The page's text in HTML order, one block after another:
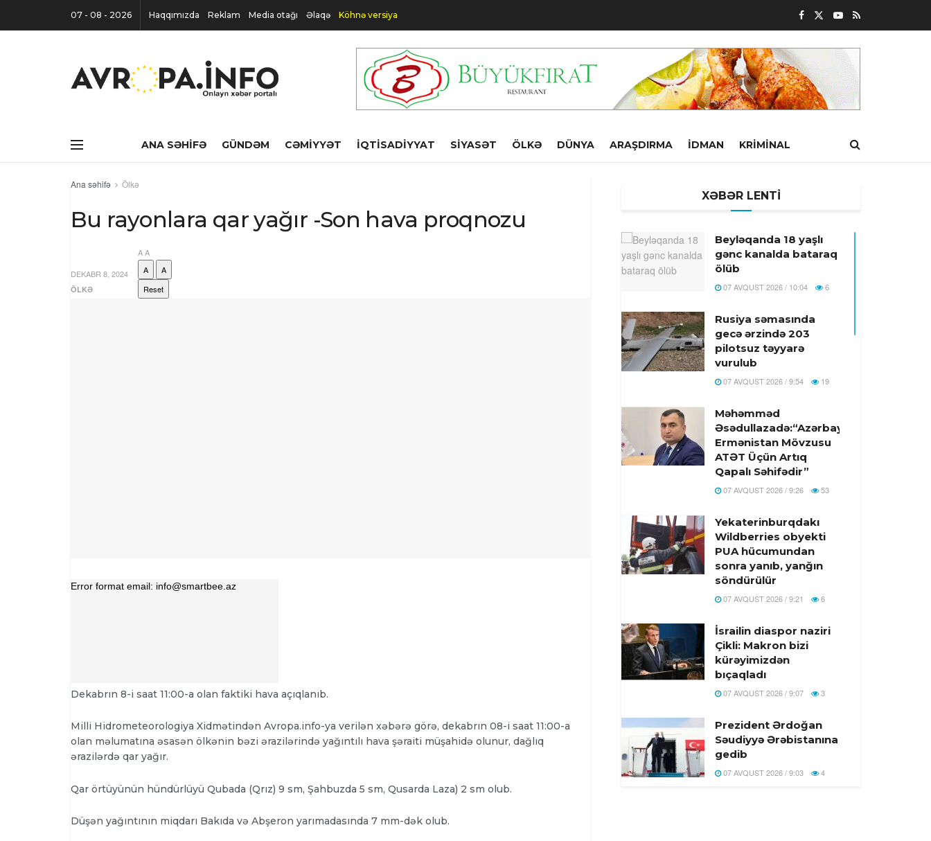
07 - 08 - 2026 Haqqımızda Reklam Media otağı Əlaqə Köhnə versiya
ANA SƏHIFƏ GÜNDƏM CƏMIYYƏT İQTISADIYYAT SIYASƏT ÖLKƏ DÜNYA ARAŞDIRMA İDMAN KRIMINAL
Ana səhifə Ölkə
Bu rayonlara qar yağır -Son hava proqnozu
DEKABR 8, 2024
ÖLKƏ
AA
A
A
Reset
Dekabrın 8-i saat 11:00-a olan faktiki hava açıqlanıb.
Milli Hidrometeorologiya Xidmətindən Avropa.info-ya verilən xəbərə görə, dekabrın 08-i saat 11:00-a
olan məlumatına əsasən ölkənin bəzi ərazilərində yağıntılı hava şəraiti müşahidə olunur, dağlıq
ərazilərdə qar yağır.
Qar örtüyünün hündürlüyü Qubada (Qrız) 9 sm, Şahbuzda 5 sm, Qusarda Laza) 2 sm olub.
Düşən yağıntının miqdarı Bakıda və Abşeron yarımadasında 7 mm-dək olub.
XƏBƏR LENTİ
Beyləqanda 18 yaşlı
gənc kanalda bataraq
ölüb
07 AVQUST 2026 / 10:04 6
Rusiya səmasında
gecə ərzində 203
pilotsuz təyyarə
vurulub
07 AVQUST 2026 / 9:54 19
Məhəmməd
Əsədullazadə:“Azərbaycan-
Ermənistan Mövzusu
ATƏT Üçün Artıq
Qapalı Səhifədir”
07 AVQUST 2026 / 9:26 53
Yekaterinburqdakı
Wildberries obyekti
PUA hücumundan
sonra yanıb, yanğın
söndürülür
07 AVQUST 2026 / 9:21 6
İsrailin diaspor naziri
Çikli: Makron bizi
kürəyimizdən
bıçaqladı
07 AVQUST 2026 / 9:07 3
Prezident Ərdoğan
Səudiyyə Ərəbistanına
gedib
07 AVQUST 2026 / 9:03 4